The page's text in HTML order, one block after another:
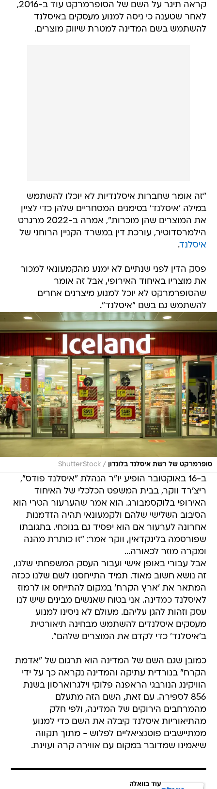
קראה תיגר על השם של הסופרמרקט עוד ב-2016,
לאחר שטענה כי ניסה למנוע מעסקים באיסלנד
להשתמש בשם המדינה למטרת שיווק מוצרים.
"זה אומר שחברות איסלנדיות לא יוכלו להשתמש
במילה 'איסלנד' בסימנים המסחריים שלהן כדי לציין
את המוצרים שהן מוכרות", אמרה ב-2022 מרגרט
הילמרסדוטיר, עורכת דין במשרד הקניין הרוחני של
איסלנד.
פסק הדין לפני שנתיים לא ימנע מהקמעונאי למכור
את מוצריו באיחוד האירופי, אבל זה אומר
שהסופרמרקט לא יוכל למנוע מיצרנים אחרים
להשתמש גם בשם "איסלנד".
סופרמרקט של רשת איסלנד בלונדון /
ShutterStock
ב-16 באוקטובר הופיע יו"ר הנהלת "איסלנד פודס",
ריצ'רד ווקר, בבית המשפט הכלכלי של האיחוד
האירופי בלוקסמבורג. הוא אמר שהערעור הטרי הוא
הסיבוב השלישי שלהם ולקמעונאי תהיה הזדמנות
אחרונה לערעור אם הוא יפסיד גם בנוכחי. בתגובתו
שפורסמה בלינקדאין, ווקר אמר: "זו כותרת מהנה
ומקרה מוזר לכאורה...
אבל עבורי באופן אישי ועבור העסק המשפחתי שלנו,
זה נושא חשוב מאוד. תמיד התייחסנו לשם שלנו ככזה
המתאר את 'ארץ הקרח' במקום להתייחס או לרמוז
לאיסלנד כמדינה. אני בטוח שאנשים מבינים שיש לנו
עסק וזהות להגן עליהם. מעולם לא ניסינו למנוע
מעסקים איסלנדים להשתמש מבחינה תיאורטית
ב'איסלנד' כדי לקדם את המוצרים שלהם".
כמובן שגם השם של המדינה הוא תרגום של "אדמת
הקרח" בנורדית עתיקה והמדינה נקראה כך על ידי
הוויקינג הנורבגי הראפנה פלוקי וילגרוארסון בשנת
856 לספירה. עם זאת, השם הזה מתעלם
מהמרחבים הירוקים של המדינה, ולפי חלק
מהתיאוריות איסלנד קיבלה את השם כדי למנוע
ממתיישבים פוטנציאליים לפלוש - מתוך תקווה
שיאמינו שמדובר במקום עם אווירה קרה ועוינת.
עוד בוואלה